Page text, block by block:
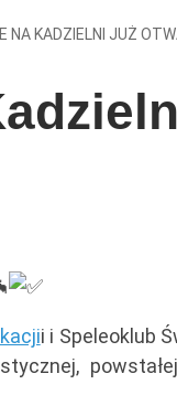
NA KADZIELNI JUŻ
i i Speleoklub